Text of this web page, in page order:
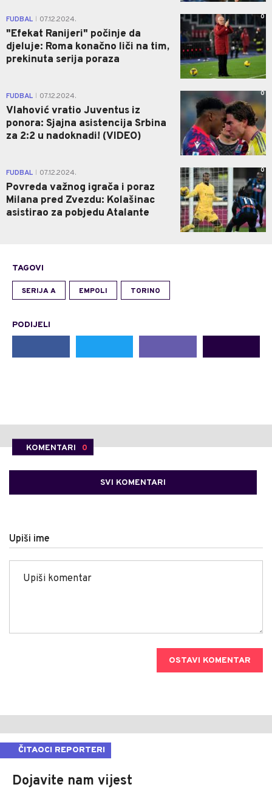
FUDBAL 07.12.2024.
"Efekat Ranijeri" počinje da
djeluje: Roma konačno liči na tim,
prekinuta serija poraza
0
FUDBAL 07.12.2024.
Vlahović vratio Juventus iz
ponora: Sjajna asistencija Srbina
za 2:2 u nadoknadi! (VIDEO)
0
FUDBAL 07.12.2024.
Povreda važnog igrača i poraz
Milana pred Zvezdu: Kolašinac
asistirao za pobjedu Atalante
0
TAGOVI
SERIJA A EMPOLI TORINO
PODIJELI
KOMENTARI 0
SVI KOMENTARI
Upiši ime
OSTAVI KOMENTAR
ČITAOCI REPORTERI
Dojavite nam vijest